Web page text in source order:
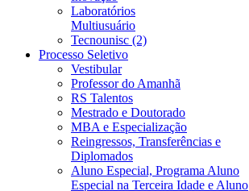
Laboratórios
Multiusuário
Tecnounisc (2)
Processo Seletivo
Vestibular
Professor do Amanhã
RS Talentos
Mestrado e Doutorado
MBA e Especialização
Reingressos, Transferências e
Diplomados
Aluno Especial, Programa Aluno
Especial na Terceira Idade e Aluno